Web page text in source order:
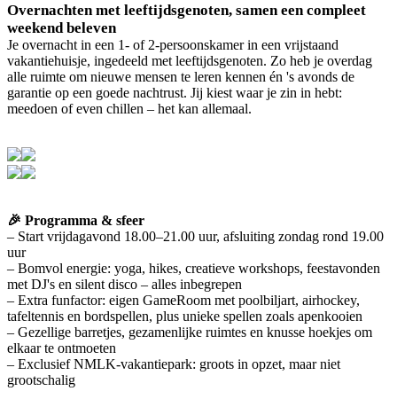
Overnachten met leeftijdsgenoten, samen een compleet
weekend beleven
Je overnacht in een 1- of 2-persoonskamer in een vrijstaand
vakantiehuisje, ingedeeld met leeftijdsgenoten. Zo heb je overdag
alle ruimte om nieuwe mensen te leren kennen én 's avonds de
garantie op een goede nachtrust. Jij kiest waar je zin in hebt:
meedoen of even chillen – het kan allemaal.
🎉 Programma & sfeer
– Start vrijdagavond 18.00–21.00 uur, afsluiting zondag rond 19.00
uur
– Bomvol energie: yoga, hikes, creatieve workshops, feestavonden
met DJ's en silent disco – alles inbegrepen
– Extra funfactor: eigen GameRoom met poolbiljart, airhockey,
tafeltennis en bordspellen, plus unieke spellen zoals apenkooien
– Gezellige barretjes, gezamenlijke ruimtes en knusse hoekjes om
elkaar te ontmoeten
– Exclusief NMLK-vakantiepark: groots in opzet, maar niet
grootschalig